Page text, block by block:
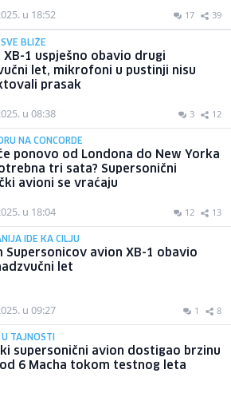
u 18:52 17 39
BLIŽE
XB-1 uspješno obavio drugi
let, mikrofoni u pustinji nisu
prasak
u 08:38 3 12
NA CONCORDE
ponovo od Londona do New Yorka
tri sata? Supersonični
avioni se vraćaju
u 18:04 12 13
IDE KA CILJU
Supersonicov avion XB-1 obavio
let
u 09:27 1 8
TAJNOSTI
supersonični avion dostigao brzinu
6 Macha tokom testnog leta